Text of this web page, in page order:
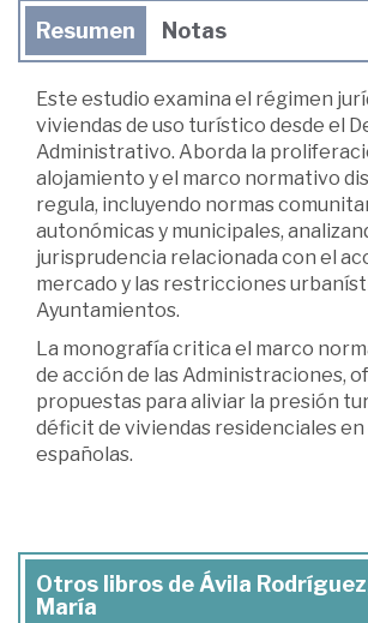
Resumen Notas
Este estudio examina el régimen
viviendas de uso turístico desde el
Administrativo. Aborda la
alojamiento y el marco normativo
regula, incluyendo normas
autonómicas y municipales,
jurisprudencia relacionada con el
mercado y las restricciones
Ayuntamientos.
La monografía critica el marco
de acción de las Administraciones,
propuestas para aliviar la presión
déficit de viviendas residenciales en
españolas.
Otros libros de Ávila
María